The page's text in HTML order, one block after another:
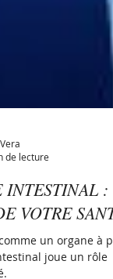
de lecture
VOTRE